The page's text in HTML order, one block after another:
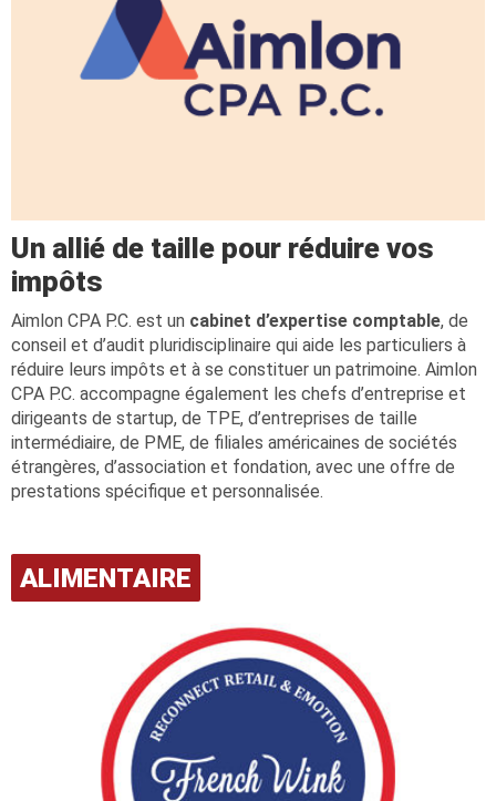
Un allié de taille pour réduire vos
impôts
Aimlon CPA P.C. est un cabinet d’expertise comptable, de
conseil et d’audit pluridisciplinaire qui aide les particuliers à
réduire leurs impôts et à se constituer un patrimoine. Aimlon
CPA P.C. accompagne également les chefs d’entreprise et
dirigeants de startup, de TPE, d’entreprises de taille
intermédiaire, de PME, de filiales américaines de sociétés
étrangères, d’association et fondation, avec une offre de
prestations spécifique et personnalisée.
ALIMENTAIRE